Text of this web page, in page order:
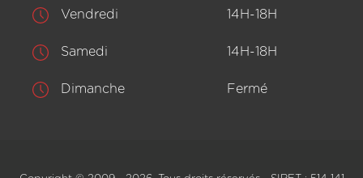
Vendredi 14H-18H
Samedi 14H-18H
Dimanche Fermé